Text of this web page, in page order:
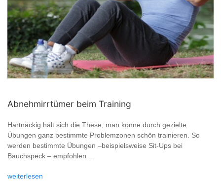
Abnehmirrtümer beim Training
Hartnäckig hält sich die These, man könne durch gezielte
Übungen ganz bestimmte Problemzonen schön trainieren. So
werden bestimmte Übungen –beispielsweise Sit-Ups bei
Bauchspeck – empfohlen ...
weiterlesen